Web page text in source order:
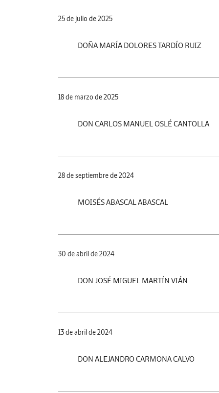
25 de julio de 2025
DOÑA MARÍA DOLORES TARDÍO RUIZ
18 de marzo de 2025
DON CARLOS MANUEL OSLÉ CANTOLLA
28 de septiembre de 2024
MOISÉS ABASCAL ABASCAL
30 de abril de 2024
DON JOSÉ MIGUEL MARTÍN VIÁN
13 de abril de 2024
DON ALEJANDRO CARMONA CALVO